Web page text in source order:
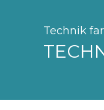
Technik